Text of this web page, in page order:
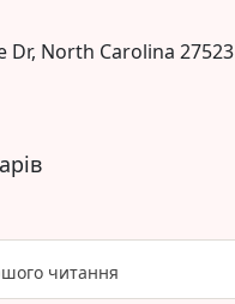
Dr, North Carolina 27523
читання